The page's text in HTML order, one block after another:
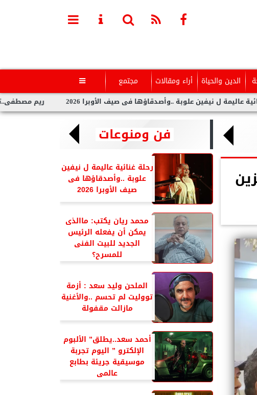
الدين والحياة أراء ومقالات مجتمع 
ريم مصطفى..تخطف الأنظار ..وأصدقاؤها فى صيف الأوبرا 2026
فن ومنوعات
رحلة غنائية عاليمة ل نيفين
علوبة ..وأصدقاؤها فى
صيف الأوبرا 2026
محمد ريان يكتب: ماالذى
يمكن أن يفعله الرئيس
الجديد للبيت الفنى
للمسرح؟
الملحن وليد سعد : أزمة
تووليت لم تحسم ..والأغنية
مازالت مقفولة
أحمد سعد..يطلق” الألبوم
الإلكترو ” اليوم تجربة
موسيقية جريئة بطابع
عالمى